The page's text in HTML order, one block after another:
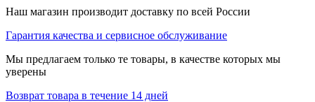
Наш магазин производит доставку по всей России
Гарантия качества и сервисное обслуживание
Мы предлагаем только те товары, в качестве которых мы
уверены
Возврат товара в течение 14 дней